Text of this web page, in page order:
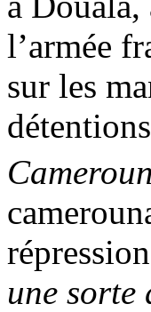
l’armée
sur les
Cameroun
une sorte